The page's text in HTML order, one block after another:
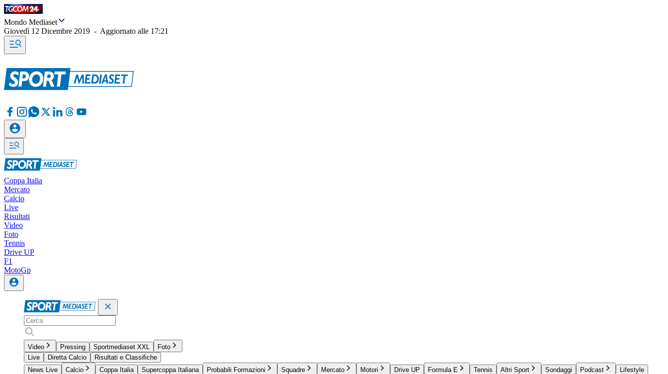
Mondo Mediaset
Giovedì 12 Dicembre 2019 - Aggiornato alle 17:21
Coppa Italia
Mercato
Calcio
Live
Risultati
Video
Foto
Tennis
Drive UP
F1
MotoGp
Video Pressing Sportmediaset XXL
Foto
Live
Diretta Calcio
Risultati e Classifiche
News Live
Calcio Coppa Italia Supercoppa Italiana Probabili Formazioni Squadre Mercato Motori Drive UP Formula E Tennis Altri Sport Sondaggi Podcast
Lifestyle